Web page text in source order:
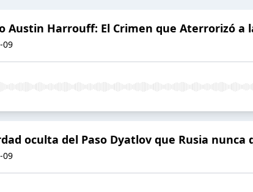
Austin Harrouff: El Crimen que Aterrorizó a
09
oculta del Paso Dyatlov que Rusia nunca
09